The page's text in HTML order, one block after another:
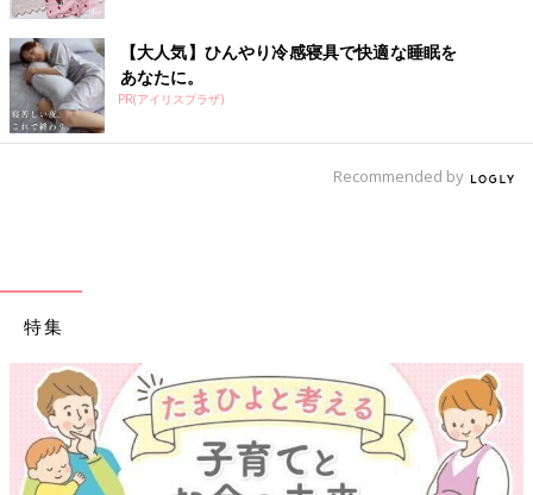
【大人気】ひんやり冷感寝具で快適な睡眠を
あなたに。
PR(アイリスプラザ)
Recommended by
特集